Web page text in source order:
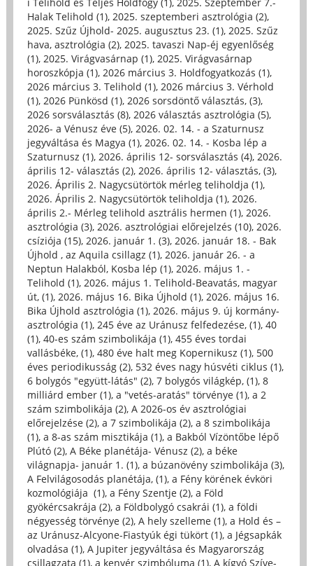
Halak Telihold (1), 2025. szeptemberi asztrológia (2),
2025. Szűz Újhold- 2025. augusztus 23. (1), 2025. Szűz
hava, asztrológia (2), 2025. tavaszi Nap-éj egyenlőség
(1), 2025. Virágvasárnap (1), 2025. Virágvasárnap
horoszkópja (1), 2026 március 3. Holdfogyatkozás (1),
2026 március 3. Telihold (1), 2026 március 3. Vérhold
(1), 2026 Pünkösd (1), 2026 sorsdöntő választás, (3),
2026 sorsválasztás (8), 2026 választás asztrológia (5),
2026- a Vénusz éve (5), 2026. 02. 14. - a Szaturnusz
jegyváltása és Magya (1), 2026. 02. 14. - Kosba lép a
Szaturnusz (1), 2026. április 12- sorsválasztás (4), 2026.
április 12- választás (2), 2026. április 12- választás, (3),
2026. Április 2. Nagycsütörtök mérleg teliholdja (1),
2026. Április 2. Nagycsütörtök teliholdja (1), 2026.
április 2.- Mérleg telihold asztrális hermen (1), 2026.
asztrológia (3), 2026. asztrológiai előrejelzés (10), 2026.
csíziója (15), 2026. január 1. (3), 2026. január 18. - Bak
Újhold , az Aquila csillagz (1), 2026. január 26. - a
Neptun Halakból, Kosba lép (1), 2026. május 1. -
Telihold (1), 2026. május 1. Telihold-Beavatás, magyar
út, (1), 2026. május 16. Bika Újhold (1), 2026. május 16.
Bika Újhold asztrológia (1), 2026. május 9. új kormány-
asztrológia (1), 245 éve az Uránusz felfedezése, (1), 40
(1), 40-es szám szimbolikája (1), 455 éves tordai
vallásbéke, (1), 480 éve halt meg Kopernikusz (1), 500
éves periodikusság (2), 532 éves nagy húsvéti ciklus (1),
6 bolygós "együtt-látás" (2), 7 bolygós világkép, (1), 8
milliárd ember (1), a "vetés-aratás" törvénye (1), a 2
szám szimbolikája (2), A 2026-os év asztrológiai
előrejelzése (2), a 7 szimbolikája (2), a 8 szimbolikája
(1), a 8-as szám misztikája (1), a Bakból Vízöntőbe lépő
Plútó (2), A Béke planétája- Vénusz (2), a béke
világnapja- január 1. (1), a búzanövény szimbolikája (3),
A Felvilágosodás planétája, (1), a Fény körének évköri
kozmológiája (1), a Fény Szentje (2), a Föld
gyökércsakrája (2), a Földbolygó csakrái (1), a földi
négyesség törvénye (2), A hely szelleme (1), a Hold és –
az Uránusz-Alcyone-Fiastyúk égi tükört (1), a Jégsapkák
olvadása (1), A Jupiter jegyváltása és Magyarország
csillagzata (1), a kenyér szimbóluma (1), A kígyó Szíve-